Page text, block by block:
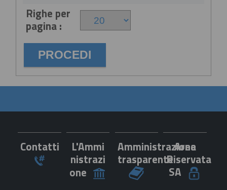
Righe per
pagina :
Contatti L'Ammi
nistrazi
one
Amministrazione
trasparente
Area
Riservata
SA